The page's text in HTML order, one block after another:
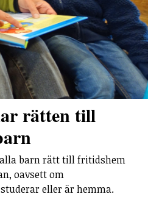
rätten till
alla barn rätt till fritidshem
oavsett om
eller är hemma.